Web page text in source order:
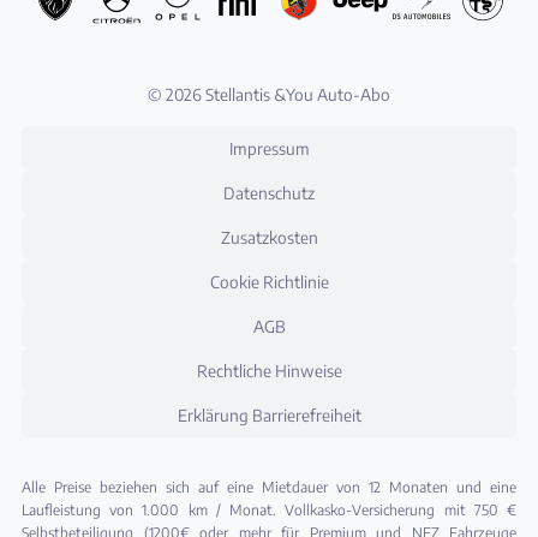
© 2026 Stellantis &You Auto-Abo
Impressum
Datenschutz
Zusatzkosten
Cookie Richtlinie
AGB
Rechtliche Hinweise
Erklärung Barrierefreiheit
Alle Preise beziehen sich auf eine Mietdauer von 12 Monaten und eine
Laufleistung von 1.000 km / Monat. Vollkasko-Versicherung mit 750 €
Selbstbeteiligung (1200€ oder mehr für Premium und NFZ Fahrzeuge